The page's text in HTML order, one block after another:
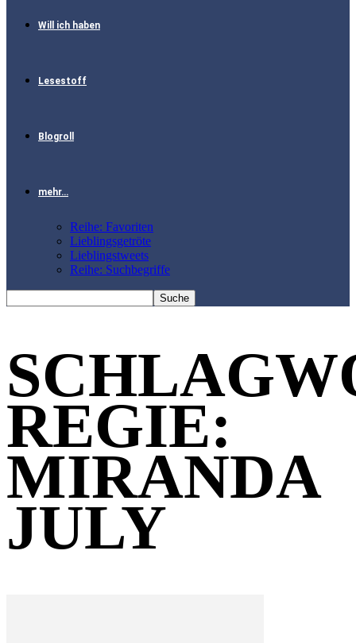
Will ich haben
Lesestoff
Blogroll
mehr…
Reihe: Favoriten
Lieblingsgetröte
Lieblingstweets
Reihe: Suchbegriffe
REGIE:
MIRANDA
JULY